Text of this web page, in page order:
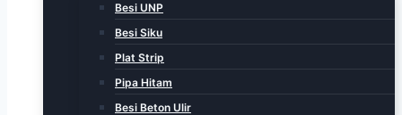
Besi UNP
Besi Siku
Plat Strip
Pipa Hitam
Besi Beton Ulir